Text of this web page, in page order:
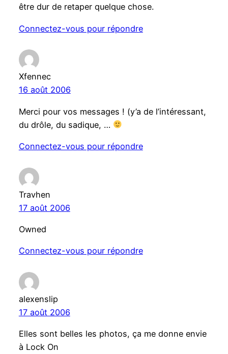
être dur de retaper quelque chose.
Connectez-vous pour répondre
Xfennec
16 août 2006
Merci pour vos messages ! (y’a de l’intéressant,
du drôle, du sadique, …
Connectez-vous pour répondre
Travhen
17 août 2006
Owned
Connectez-vous pour répondre
alexenslip
17 août 2006
Elles sont belles les photos, ça me donne envie
à Lock On